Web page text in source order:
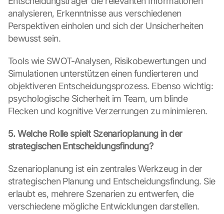
analysieren, Erkenntnisse aus verschiedenen
Perspektiven einholen und sich der Unsicherheiten
bewusst sein.
Tools wie SWOT-Analysen, Risikobewertungen und
Simulationen unterstützen einen fundierteren und
objektiveren Entscheidungsprozess. Ebenso wichtig:
psychologische Sicherheit im Team, um blinde
Flecken und kognitive Verzerrungen zu minimieren.
5. Welche Rolle spielt Szenarioplanung in der
strategischen Entscheidungsfindung?
Szenarioplanung ist ein zentrales Werkzeug in der
strategischen Planung und Entscheidungsfindung. Sie
erlaubt es, mehrere Szenarien zu entwerfen, die
verschiedene mögliche Entwicklungen darstellen.
u
r
c
K
l
i
k
e
a
u
d
i
s
e